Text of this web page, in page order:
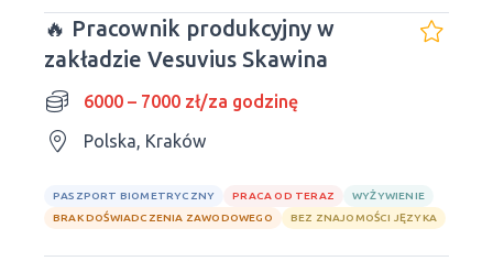
🔥 Pracownik produkcyjny w
zakładzie Vesuvius Skawina
6000 – 7000 zł/za godzinę
Polska, Kraków
PASZPORT BIOMETRYCZNY PRACA OD TERAZ
WYŻYWIENIE
BRAK DOŚWIADCZENIA ZAWODOWEGO
BEZ ZNAJOMOŚCI JĘZYKA